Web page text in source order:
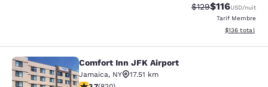
Tarif barré :
$129Tarif réduit :
$116USD/nuit
Tarif Membre
Afficher les
$136 total
Comfort Inn JFK Airport
Comfort Inn JFK Airport
Jamaica, NY
17.51 km
3.68 étoiles. Bien. 820 commentaires